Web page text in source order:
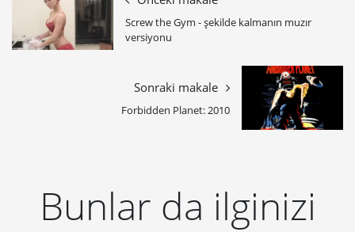
Screw the Gym - şekilde kalmanın muzır
versiyonu
Sonraki makale
Forbidden Planet: 2010
Bunlar da ilginizi